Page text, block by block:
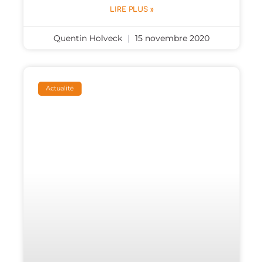
LIRE PLUS »
Quentin Holveck 15 novembre 2020
Actualité